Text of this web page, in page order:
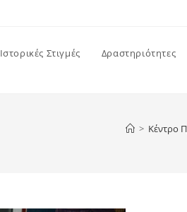
Ιστορικές Στιγμές Δραστηριότητες
> Κέντρο